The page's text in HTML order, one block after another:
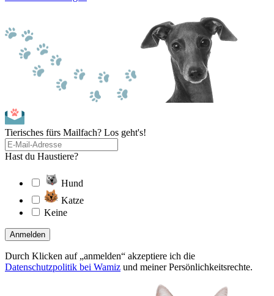
Tierisches fürs Mailfach? Los geht's!
Hast du Haustiere?
Hund
Katze
Keine
Anmelden
Durch Klicken auf „anmelden“ akzeptiere ich die
Datenschutzpolitik bei Wamiz und meiner Persönlichkeitsrechte.